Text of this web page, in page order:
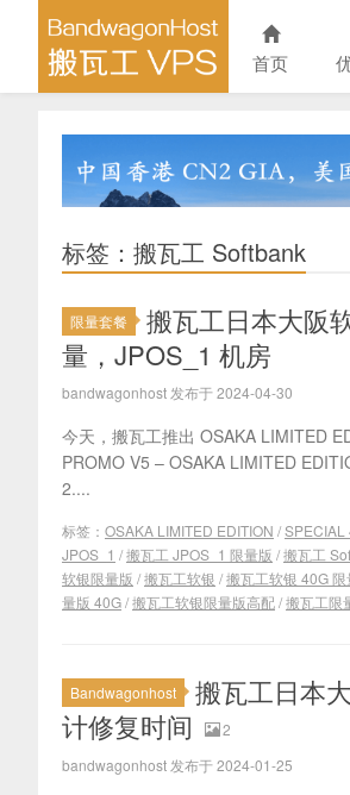
首页
标签：搬瓦工 Softbank
限量套餐
搬瓦工日本大阪
量，JPOS_1 机房
bandwagonhost 发布于 2024-04-30
今天，搬瓦工推出 OSAKA LIMITED
PROMO V5 – OSAKA LIMITED
2....
标签： OSAKA LIMITED EDITION /SPECIAL
JPOS_1 /搬瓦工 JPOS_1 限量版 /搬瓦工
软银限量版 /搬瓦工软银 /搬瓦工软银 40G 限
量版 40G/搬瓦工软银限量版高配/搬瓦工限
Bandwagonhost
搬瓦工日本
计修复时间
2
bandwagonhost 发布于 2024-01-25